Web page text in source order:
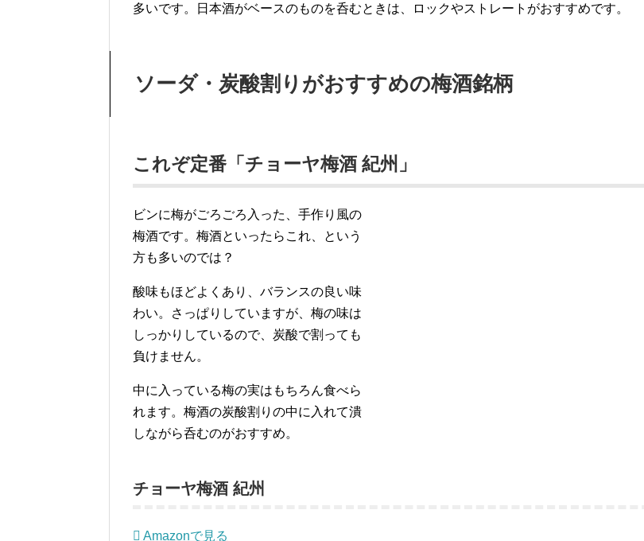
多いです。日本酒がベースのものを呑むときは、ロックやストレートがおすすめです。
ソーダ・炭酸割りがおすすめの梅酒銘柄
これぞ定番「チョーヤ梅酒 紀州」
ビンに梅がごろごろ入った、手作り風の
梅酒です。梅酒といったらこれ、という
方も多いのでは？
酸味もほどよくあり、バランスの良い味
わい。さっぱりしていますが、梅の味は
しっかりしているので、炭酸で割っても
負けません。
中に入っている梅の実はもちろん食べら
れます。梅酒の炭酸割りの中に入れて潰
しながら呑むのがおすすめ。
チョーヤ梅酒 紀州
Amazonで見る